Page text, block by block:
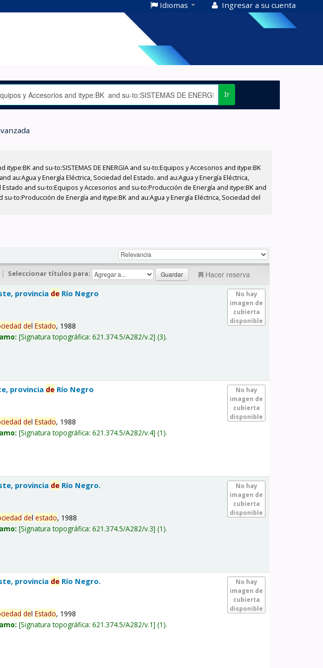
Idiomas Ingresar a su cuenta
Ir
and su-to:SISTEMAS DE ENERGIA and su-to:Equipos y Accesorios and itype:BK
au:Agua y Energía Eléctrica, Sociedad del Estado. and au:Agua y Energía Eléctrica,
and su-to:Equipos y Accesorios and su-to:Producción de Energía and itype:BK and
to:Producción de Energía and itype:BK and au:Agua y Energía Eléctrica, Sociedad del
| Seleccionar títulos para: Hacer reserva
No hay
imagen de
cubierta
disponible
provincia de Río Negro
delEstado, 1988
Signatura topográfica:621.374.5/A282/v.2 (3).
No hay
imagen de
cubierta
disponible
provincia de Río Negro
delEstado, 1988
Signatura topográfica:621.374.5/A282/v.4 (1).
No hay
imagen de
cubierta
disponible
provincia de Río Negro.
delestado, 1988
Signatura topográfica:621.374.5/A282/v.3 (1).
No hay
imagen de
cubierta
disponible
provincia de Río Negro.
delEstado, 1998
Signatura topográfica:621.374.5/A282/v.1 (1).